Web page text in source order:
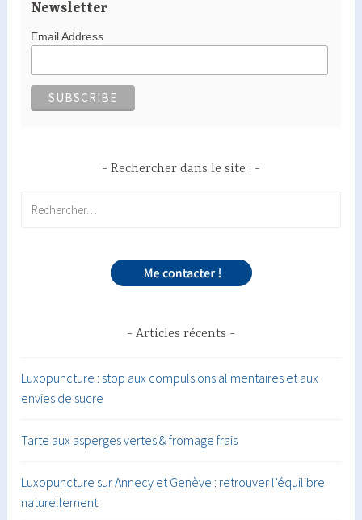
Newsletter
Email Address
Rechercher dans le site :
Articles récents
Luxopuncture : stop aux compulsions alimentaires et aux
envies de sucre
Tarte aux asperges vertes & fromage frais
Luxopuncture sur Annecy et Genève : retrouver l’équilibre
naturellement